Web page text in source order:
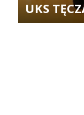
UKS